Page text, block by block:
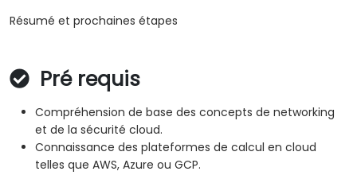
Résumé et prochaines étapes
Pré requis
Compréhension de base des concepts de networking
et de la sécurité cloud.
Connaissance des plateformes de calcul en cloud
telles que AWS, Azure ou GCP.